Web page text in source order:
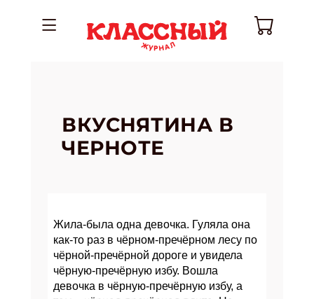
ВКУСНЯТИНА В
ЧЕРНОТЕ
Жила-была одна девочка. Гуляла она
как-то раз в чёрном-пречёрном лесу по
чёрной-пречёрной дороге и увидела
чёрную-пречёрную избу. Вошла
девочка в чёрную-пречёрную избу, а